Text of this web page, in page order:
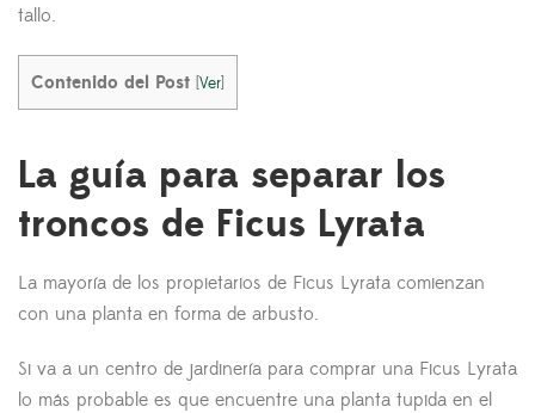
tallo.
Contenido del Post [Ver]
La guía para separar los
troncos de Ficus Lyrata
La mayoría de los propietarios de Ficus Lyrata comienzan
con una planta en forma de arbusto.
Si va a un centro de jardinería para comprar una Ficus Lyrata
lo más probable es que encuentre una planta tupida en el